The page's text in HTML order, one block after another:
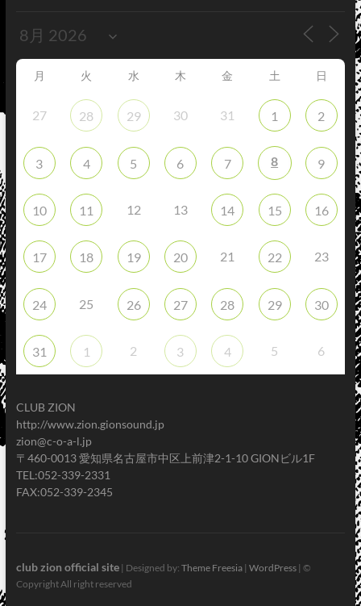
月 火 水 木 金 土 日
27 28 29 30 31 1 2
3 4 5 6 7 8 9
10 11 12 13 14 15 16
17 18 19 20 21 22 23
24 25 26 27 28 29 30
31 1 2 3 4 5 6
CLUB ZION
http://www.zion.gionsound.jp
zion@c-o-a-l.jp
〒460-0013 愛知県名古屋市中区上前津2-1-10 GIONビル1F
TEL:052-339-2331
FAX:052-339-2345
club zion official site| Designed by: Theme Freesia| WordPress| ©
Copyright All right reserved